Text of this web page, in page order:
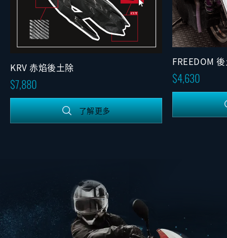
KRV 赤焰後土除
7,880
了解更多
FREEDOM
2.5 (水轉印)
4,630